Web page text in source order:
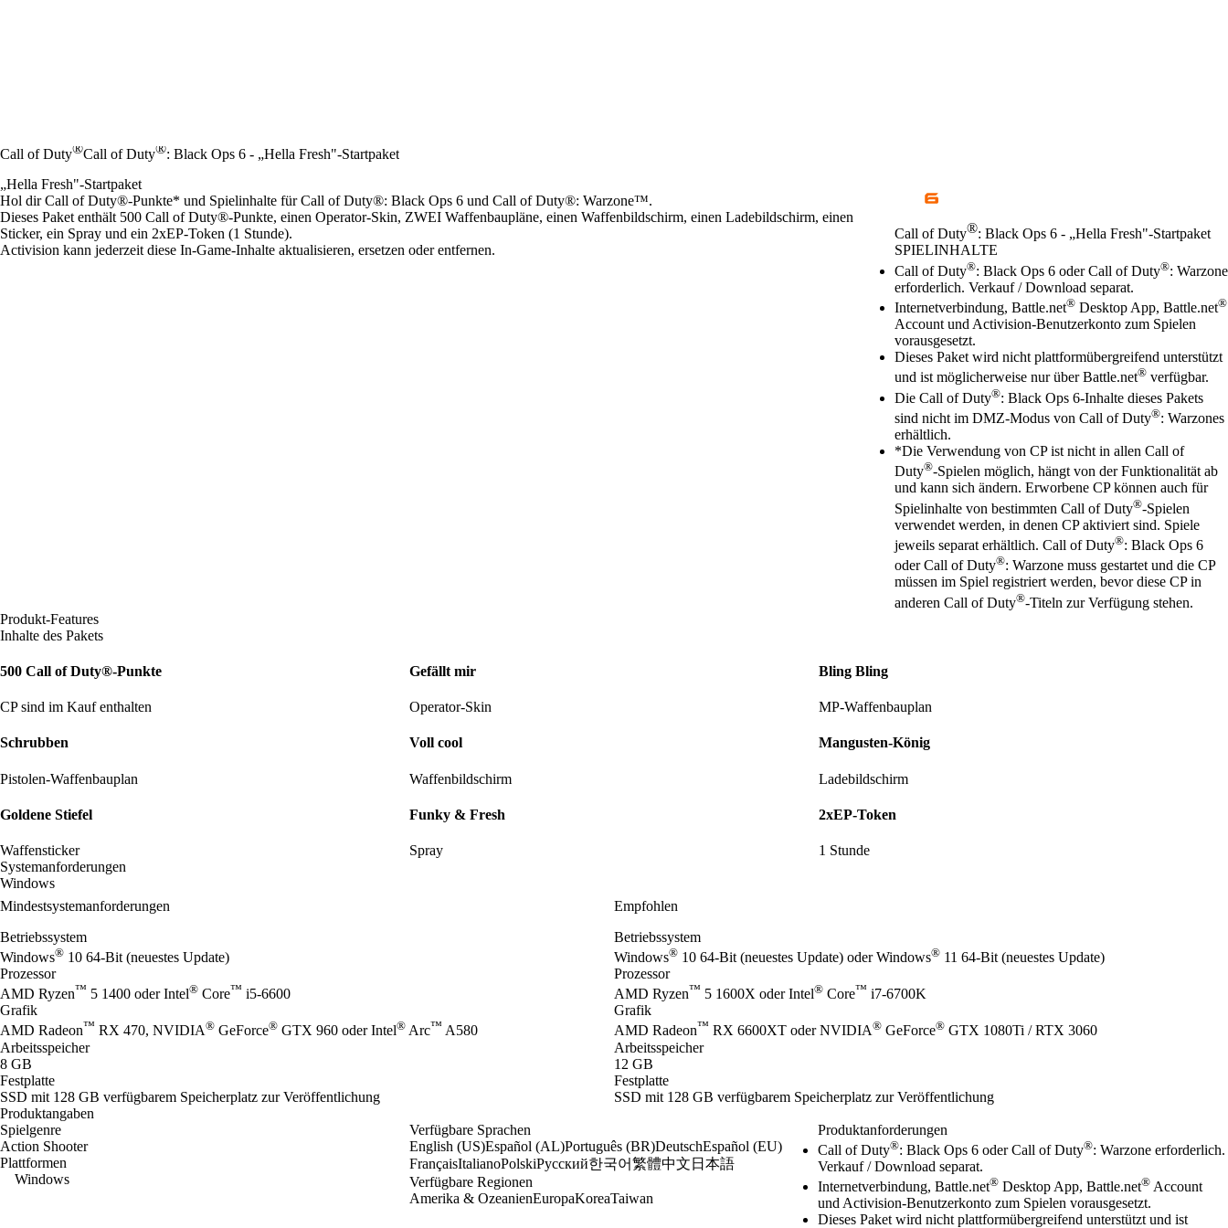
Call of Duty®Call of Duty®: Black Ops 6 - „Hella Fresh"-Startpaket
Call of Duty®: Black Ops 6 - „Hella Fresh"-Startpaket
SPIELINHALTE
Preis
Available actions
Call of Duty®: Black Ops 6 oder Call of Duty®: Warzone
erforderlich. Verkauf / Download separat.
Internetverbindung, Battle.net® Desktop App, Battle.net®
Account und Activision-Benutzerkonto zum Spielen
vorausgesetzt.
Dieses Paket wird nicht plattformübergreifend unterstützt
und ist möglicherweise nur über Battle.net® verfügbar.
Die Call of Duty®: Black Ops 6-Inhalte dieses Pakets
sind nicht im DMZ-Modus von Call of Duty®: Warzones
erhältlich.
*Die Verwendung von CP ist nicht in allen Call of
Duty®-Spielen möglich, hängt von der Funktionalität ab
und kann sich ändern. Erworbene CP können auch für
Spielinhalte von bestimmten Call of Duty®-Spielen
verwendet werden, in denen CP aktiviert sind. Spiele
jeweils separat erhältlich. Call of Duty®: Black Ops 6
oder Call of Duty®: Warzone muss gestartet und die CP
müssen im Spiel registriert werden, bevor diese CP in
anderen Call of Duty®-Titeln zur Verfügung stehen.
„Hella Fresh"-Startpaket
Hol dir Call of Duty®-Punkte* und Spielinhalte für Call of Duty®: Black Ops 6 und Call of Duty®: Warzone™.
Dieses Paket enthält 500 Call of Duty®-Punkte, einen Operator-Skin, ZWEI Waffenbaupläne, einen Waffenbildschirm, einen Ladebildschirm, einen
Sticker, ein Spray und ein 2xEP-Token (1 Stunde).
Activision kann jederzeit diese In-Game-Inhalte aktualisieren, ersetzen oder entfernen.
Produkt-Features
Inhalte des Pakets
500 Call of Duty®-Punkte
CP sind im Kauf enthalten
Gefällt mir
Operator-Skin
Bling Bling
MP-Waffenbauplan
Schrubben
Pistolen-Waffenbauplan
Voll cool
Waffenbildschirm
Mangusten-König
Ladebildschirm
Goldene Stiefel
Waffensticker
Funky & Fresh
Spray
2xEP-Token
1 Stunde
Systemanforderungen
Windows
Mindestsystemanforderungen
Betriebssystem
Windows® 10 64-Bit (neuestes Update)
Prozessor
AMD Ryzen™ 5 1400 oder Intel® Core™ i5-6600
Grafik
AMD Radeon™ RX 470, NVIDIA® GeForce® GTX 960 oder Intel® Arc™ A580
Arbeitsspeicher
8 GB
Festplatte
SSD mit 128 GB verfügbarem Speicherplatz zur Veröffentlichung
Empfohlen
Betriebssystem
Windows® 10 64-Bit (neuestes Update) oder Windows® 11 64-Bit (neuestes Update)
Prozessor
AMD Ryzen™ 5 1600X oder Intel® Core™ i7-6700K
Grafik
AMD Radeon™ RX 6600XT oder NVIDIA® GeForce® GTX 1080Ti / RTX 3060
Arbeitsspeicher
12 GB
Festplatte
SSD mit 128 GB verfügbarem Speicherplatz zur Veröffentlichung
Produktangaben
Spielgenre
Action Shooter
Plattformen
Windows
Verfügbare Sprachen
English (US)Español (AL)Português (BR)DeutschEspañol (EU)
FrançaisItalianoPolskiРусский한국어繁體中文 日本語
Verfügbare Regionen
Amerika & OzeanienEuropaKoreaTaiwan
Produktanforderungen
Call of Duty®: Black Ops 6 oder Call of Duty®: Warzone erforderlich.
Verkauf / Download separat.
Internetverbindung, Battle.net® Desktop App, Battle.net® Account
und Activision-Benutzerkonto zum Spielen vorausgesetzt.
Dieses Paket wird nicht plattformübergreifend unterstützt und ist